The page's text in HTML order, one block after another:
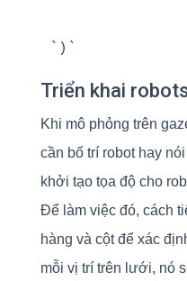
Triển khai
Khi mô phỏng trên
cần bố trí robot hay
khởi tạo tọa độ cho
Để làm việc đó, cách
hàng và cột để xác
mỗi vị trí trên lưới, nó